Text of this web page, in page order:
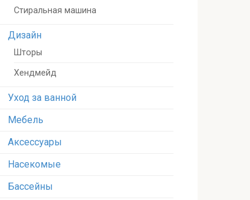
Стиральная машина
Дизайн
Шторы
Хендмейд
Уход за ванной
Мебель
Аксессуары
Насекомые
Бассейны